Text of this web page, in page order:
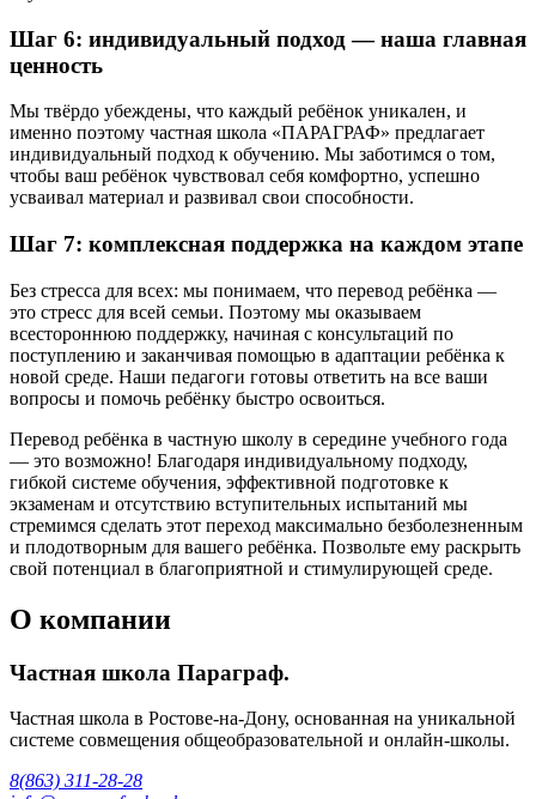
Шаг 6: индивидуальный подход — наша главная
ценность
Мы твёрдо убеждены, что каждый ребёнок уникален, и
именно поэтому частная школа «ПАРАГРАФ» предлагает
индивидуальный подход к обучению. Мы заботимся о том,
чтобы ваш ребёнок чувствовал себя комфортно, успешно
усваивал материал и развивал свои способности.
Шаг 7: комплексная поддержка на каждом этапе
Без стресса для всех: мы понимаем, что перевод ребёнка —
это стресс для всей семьи. Поэтому мы оказываем
всестороннюю поддержку, начиная с консультаций по
поступлению и заканчивая помощью в адаптации ребёнка к
новой среде. Наши педагоги готовы ответить на все ваши
вопросы и помочь ребёнку быстро освоиться.
Перевод ребёнка в частную школу в середине учебного года
— это возможно! Благодаря индивидуальному подходу,
гибкой системе обучения, эффективной подготовке к
экзаменам и отсутствию вступительных испытаний мы
стремимся сделать этот переход максимально безболезненным
и плодотворным для вашего ребёнка. Позвольте ему раскрыть
свой потенциал в благоприятной и стимулирующей среде.
О компании
Частная школа Параграф.
Частная школа в Ростове-на-Дону, основанная на уникальной
системе совмещения общеобразовательной и онлайн-школы.
8(863) 311-28-28